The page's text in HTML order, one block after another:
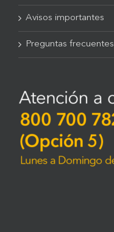
Avisos importantes
Preguntas frecuentes